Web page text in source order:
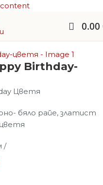
0.00
Birthday-
Цветя
бяло райе, златист
/